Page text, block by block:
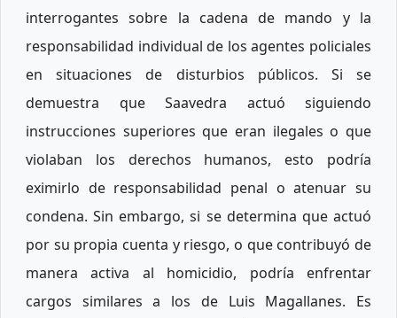
interrogantes sobre la cadena de mando y la
responsabilidad individual de los agentes policiales
en situaciones de disturbios públicos. Si se
demuestra que Saavedra actuó siguiendo
instrucciones superiores que eran ilegales o que
violaban los derechos humanos, esto podría
eximirlo de responsabilidad penal o atenuar su
condena. Sin embargo, si se determina que actuó
por su propia cuenta y riesgo, o que contribuyó de
manera activa al homicidio, podría enfrentar
cargos similares a los de Luis Magallanes. Es